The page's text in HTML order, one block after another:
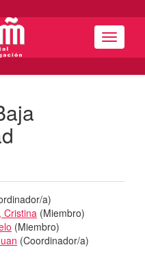
Menú
a)
Cristina (Miembro)
(Miembro)
(Coordinador/a)